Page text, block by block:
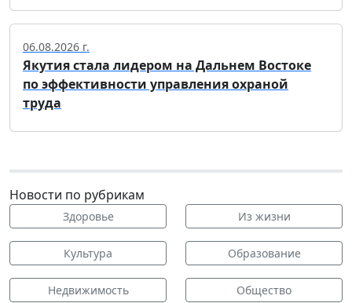
06.08.2026 г.
Якутия стала лидером на Дальнем Востоке
по эффективности управления охраной
труда
Новости по рубрикам
Здоровье Из жизни
Культура Образование
Недвижимость Общество